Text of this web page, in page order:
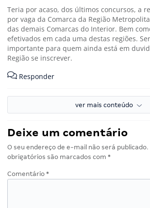
Teria por acaso, dos últimos concursos, a
por vaga da Comarca da Região
das demais Comarcas do Interior. Bem
efetivados em cada uma destas regiões.
importante para quem ainda está em
Região se inscrever.
Responder
ver mais conteúdo
Deixe um comentário
O seu endereço de e-mail não será publicado.
obrigatórios são marcados com *
Comentário *